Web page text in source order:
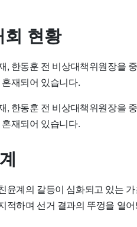
회 현황
, 한동훈 전 비상대책위원장을
재되어 있습니다.
, 한동훈 전 비상대책위원장을
재되어 있습니다.
윤계의 갈등이 심화되고 있는
적하며 선거 결과의 뚜껑을 열